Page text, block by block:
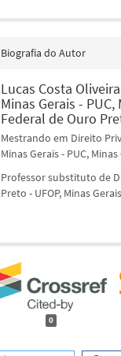
Biografia do Autor
Lucas Costa
Minas Gerais -
Federal de Ouro
Mestrando em Direito
Minas Gerais - PUC,
Professor substituto de
Preto - UFOP, Minas
0